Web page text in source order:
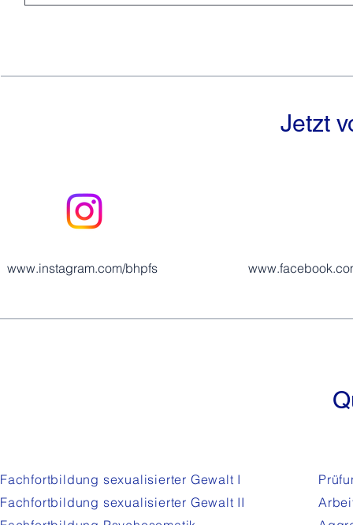
Jetzt
www.instagram.com/bhpfs
Fachfortbildung sexualisierter Gewalt I
Fachfortbildung sexualisierter Gewalt II